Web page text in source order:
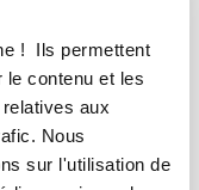
! Ils permettent
le contenu et les
aux
Nous
sur l'utilisation de